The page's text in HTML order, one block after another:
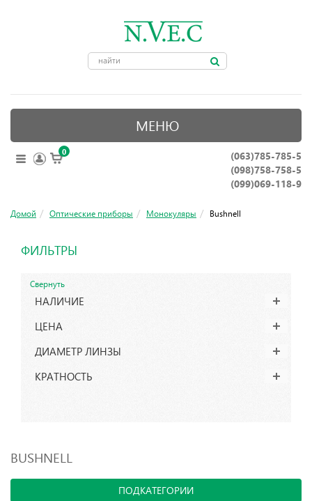
МЕНЮ
ОПТИЧЕСКИЕ ПРИБОРЫ
ПРИНАДЛЕЖНОСТИ ДЛЯ ОХОТЫ
0
(063)785-785-5
(098)758-758-5
(099)069-118-9
Домой Оптические приборы Монокуляры Bushnell
ФИЛЬТРЫ
Свернуть
НАЛИЧИЕ
ЦЕНА
ДИАМЕТР ЛИНЗЫ
КРАТНОСТЬ
BUSHNELL
ПОДКАТЕГОРИИ